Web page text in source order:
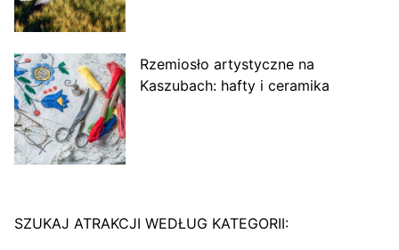
Rzemiosło artystyczne na
Kaszubach: hafty i ceramika
SZUKAJ ATRAKCJI WEDŁUG KATEGORII: